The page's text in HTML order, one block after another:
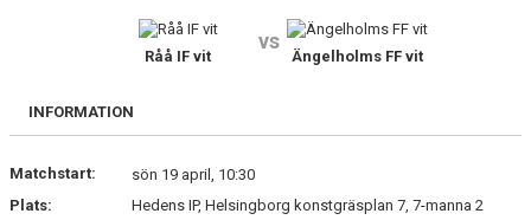
Råå IF vit
vs
Ängelholms FF vit
INFORMATION
Matchstart:
sön 19 april, 10:30
Plats:
Hedens IP, Helsingborg konstgräsplan 7, 7-manna 2